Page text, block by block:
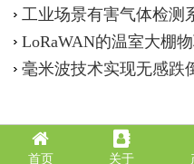
工业场景有害气体检测
LoRaWAN的温室大棚
毫米波技术实现无感跌
首页 关于